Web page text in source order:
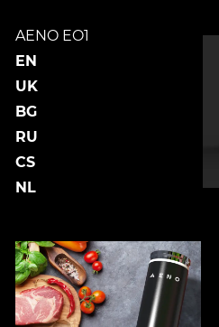
AENO EO1
EN
UK
BG
RU
CS
NL